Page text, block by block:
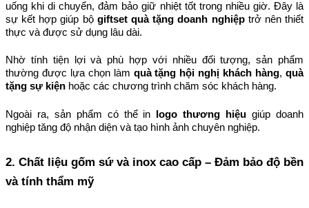
uống khi di chuyển, đảm bảo giữ nhiệt tốt trong nhiều giờ. Đây là
sự kết hợp giúp bộ giftset quà tặng doanh nghiệp trở nên thiết
thực và được sử dụng lâu dài.
Nhờ tính tiện lợi và phù hợp với nhiều đối tượng, sản phẩm
thường được lựa chọn làm quà tặng hội nghị khách hàng, quà
tặng sự kiện hoặc các chương trình chăm sóc khách hàng.
Ngoài ra, sản phẩm có thể in logo thương hiệu giúp doanh
nghiệp tăng độ nhận diện và tạo hình ảnh chuyên nghiệp.
2. Chất liệu gốm sứ và inox cao cấp – Đảm bảo độ bền
và tính thẩm mỹ